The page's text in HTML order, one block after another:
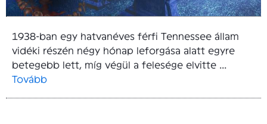
1938-ban egy hatvanéves férfi Tennessee állam
vidéki részén négy hónap leforgása alatt egyre
betegebb lett, míg végül a felesége elvitte ...
Tovább